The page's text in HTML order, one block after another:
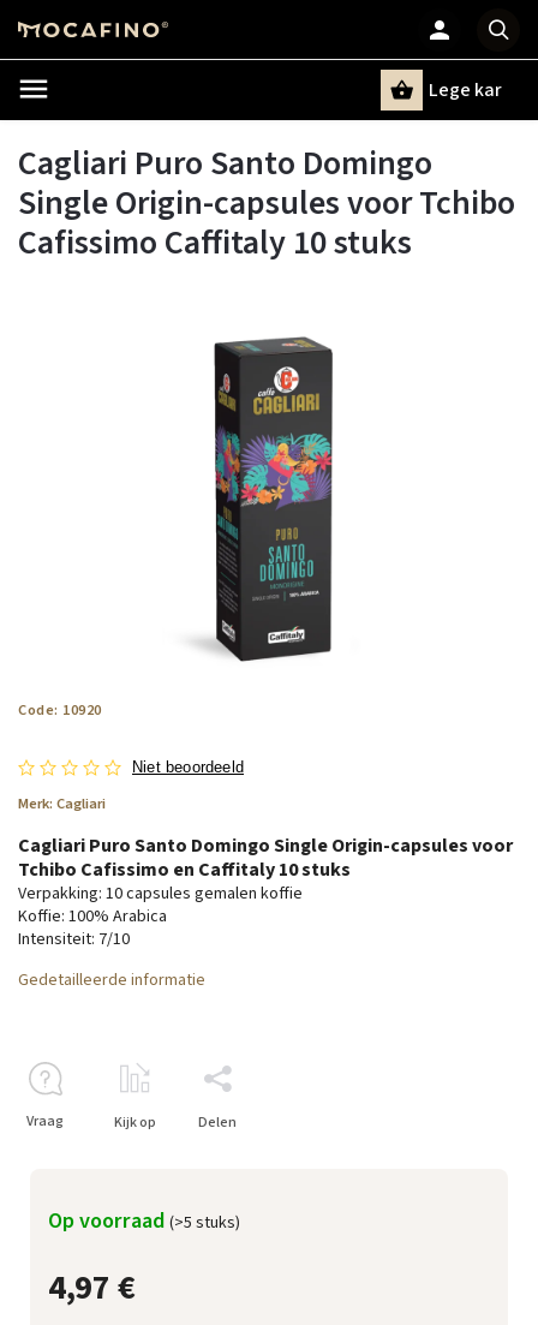
Lege kar
Cagliari Puro Santo Domingo
Single Origin-capsules voor Tchibo
Cafissimo Caffitaly 10 stuks
Code: 10920
Niet beoordeeld
Merk: Cagliari
4,97 €
Op voorraad (>5 stuks)
Cagliari Puro Santo Domingo Single Origin-capsules voor
Tchibo Cafissimo en Caffitaly 10 stuks
Verpakking: 10 capsules gemalen koffie
Koffie: 100% Arabica
Intensiteit: 7/10
Gedetailleerde informatie
Vraag Kijk op Delen